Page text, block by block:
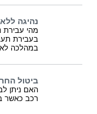
נהיגה
מהי עבירת
בעבירת
במהלכה לא
ביטול
האם ניתן
רכב כאשר